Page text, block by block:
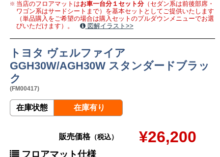
当店のフロアマットはお車一台分１セット分（セダン系は前後部席・
ワゴン系はサードシートまで）を基本セットとしてご提供いたします
（単品購入をご希望の場合は購入セットのプルダウンメニューでお選
びいただけます）。
図解イラスト>>
トヨタ ヴェルファイア
GGH30W/AGH30W スタンダードブラッ
ク
(FM00417)
在庫状態 在庫有り
販売価格（税込） ¥26,200
フロアマット仕様